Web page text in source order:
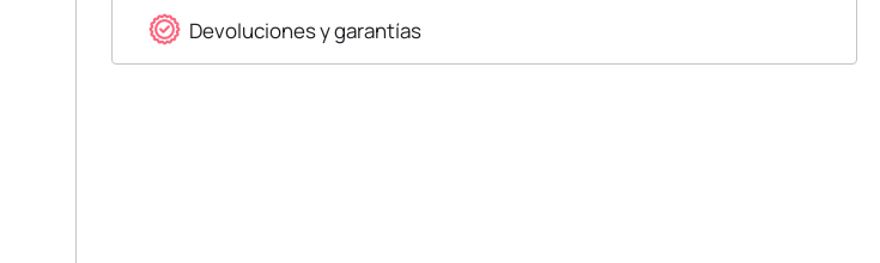
Devoluciones y garantías